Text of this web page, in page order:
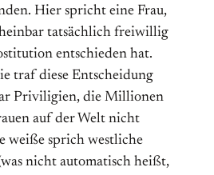
Hier spricht eine Frau,
tatsächlich freiwillig
entschieden hat.
traf diese Entscheidung
Priviligien, die Millionen
auf der Welt nicht
weiße sprich westliche
nicht automatisch heißt,